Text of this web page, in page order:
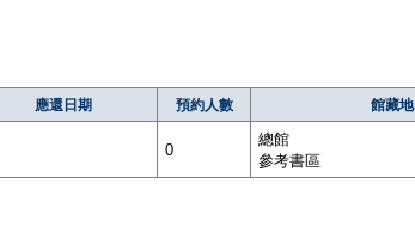
應還日期 預約人數 館藏地
0
總館
參考書區